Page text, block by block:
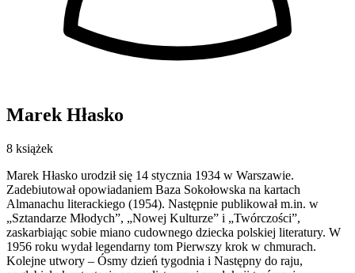
Marek Hłasko
8 książek
Marek Hłasko urodził się 14 stycznia 1934 w Warszawie.
Zadebiutował opowiadaniem Baza Sokołowska na kartach
Almanachu literackiego (1954). Następnie publikował m.in. w
„Sztandarze Młodych”, „Nowej Kulturze” i „Twórczości”,
zaskarbiając sobie miano cudownego dziecka polskiej literatury. W
1956 roku wydał legendarny tom Pierwszy krok w chmurach.
Kolejne utwory – Ósmy dzień tygodnia i Następny do raju,